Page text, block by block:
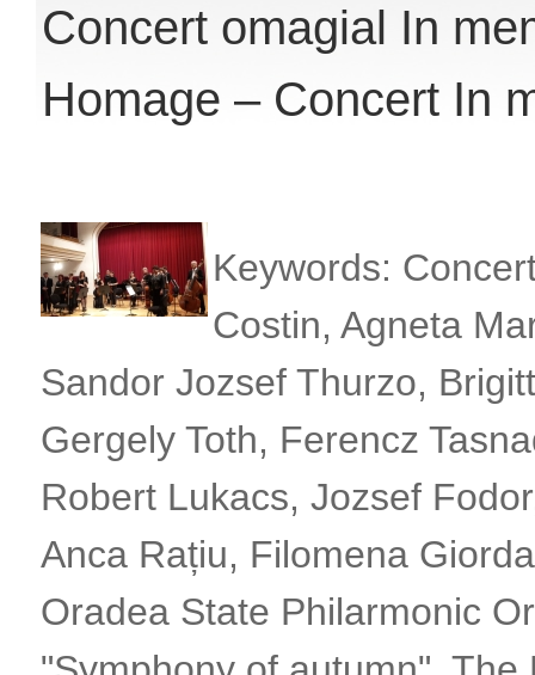
Concert omagial In
Homage – Concert In
Keywords:
Costin, Agneta
Sandor Jozsef Thurzo,
Gergely Toth, Ferencz
Robert Lukacs, Jozsef
Anca Rațiu, Filomena
Oradea State Philarmonic